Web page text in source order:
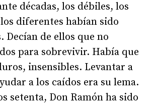
décadas, los débiles, los
diferentes habían sido
Decían de ellos que no
para sobrevivir. Había que
insensibles. Levantar a
a los caídos era su lema.
setenta, Don Ramón ha sido